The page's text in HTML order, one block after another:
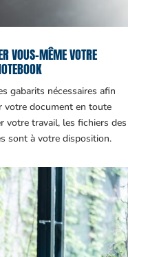
VOUS-MÊME VOTRE
gabarits nécessaires afin
votre document en toute
votre travail, les fichiers des
sont à votre disposition.